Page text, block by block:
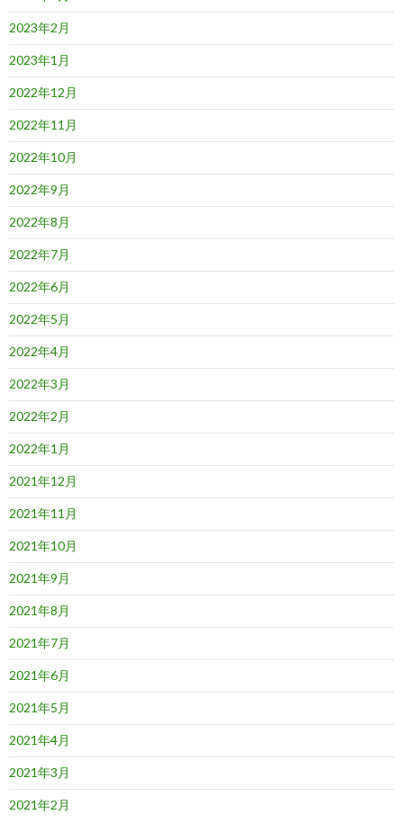
2023年2月
2023年1月
2022年12月
2022年11月
2022年10月
2022年9月
2022年8月
2022年7月
2022年6月
2022年5月
2022年4月
2022年3月
2022年2月
2022年1月
2021年12月
2021年11月
2021年10月
2021年9月
2021年8月
2021年7月
2021年6月
2021年5月
2021年4月
2021年3月
2021年2月